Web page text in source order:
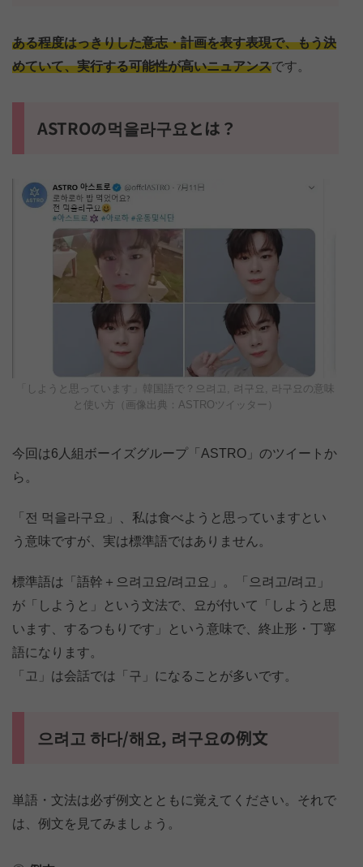
ある程度はっきりした意志・計画を表す表現で、もう決
めていて、実行する可能性が高いニュアンスです。
ASTROの먹을라구요とは？
「しようと思っています」韓国語で？으려고, 려구요, 라구요の意味
と使い方（画像出典：ASTROツイッター）
今回は6人組ボーイズグループ「ASTRO」のツイートか
ら。
「전 먹을라구요」、私は食べようと思っていますとい
う意味ですが、実は標準語ではありません。
標準語は「語幹＋으려고요/려고요」。「으려고/려고」
が「しようと」という文法で、요が付いて「しようと思
います、するつもりです」という意味で、終止形・丁寧
語になります。
「고」は会話では「구」になることが多いです。
으려고 하다/해요, 려구요の例文
単語・文法は必ず例文とともに覚えてください。それで
は、例文を見てみましょう。